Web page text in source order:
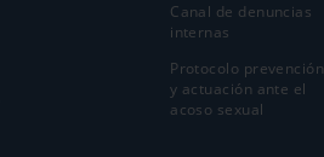
Canal de denuncias
internas
Protocolo prevención
y actuación ante el
acoso sexual